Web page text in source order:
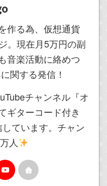
作る為、仮想通貨
。現在月5万円の副
音楽活動に絡めつ
関する発信！
チャンネル『オ
ギターコード付き
しています。チャン
人